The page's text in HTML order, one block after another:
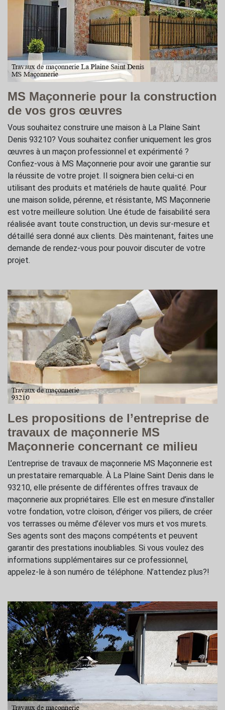
MS Maçonnerie pour la construction
de vos gros œuvres
Vous souhaitez construire une maison à La Plaine Saint
Denis 93210? Vous souhaitez confier uniquement les gros
œuvres à un maçon professionnel et expérimenté ?
Confiez-vous à MS Maçonnerie pour avoir une garantie sur
la réussite de votre projet. Il soignera bien celui-ci en
utilisant des produits et matériels de haute qualité. Pour
une maison solide, pérenne, et résistante, MS Maçonnerie
est votre meilleure solution. Une étude de faisabilité sera
réalisée avant toute construction, un devis sur-mesure et
détaillé sera donné aux clients. Dès maintenant, faites une
demande de rendez-vous pour pouvoir discuter de votre
projet.
Les propositions de l’entreprise de
travaux de maçonnerie MS
Maçonnerie concernant ce milieu
L’entreprise de travaux de maçonnerie MS Maçonnerie est
un prestataire remarquable. À La Plaine Saint Denis dans le
93210, elle présente de différentes offres travaux de
maçonnerie aux propriétaires. Elle est en mesure d’installer
votre fondation, votre cloison, d’ériger vos piliers, de créer
vos terrasses ou même d’élever vos murs et vos murets.
Ses agents sont des maçons compétents et peuvent
garantir des prestations inoubliables. Si vous voulez des
informations supplémentaires sur ce professionnel,
appelez-le à son numéro de téléphone. N’attendez plus?!